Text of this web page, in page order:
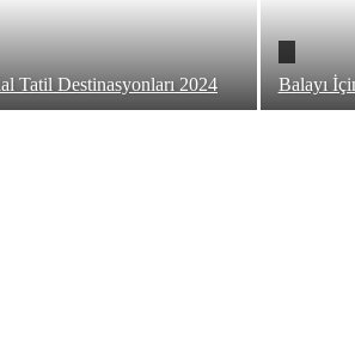
Tatil Destinasyonları 2024 Balayı